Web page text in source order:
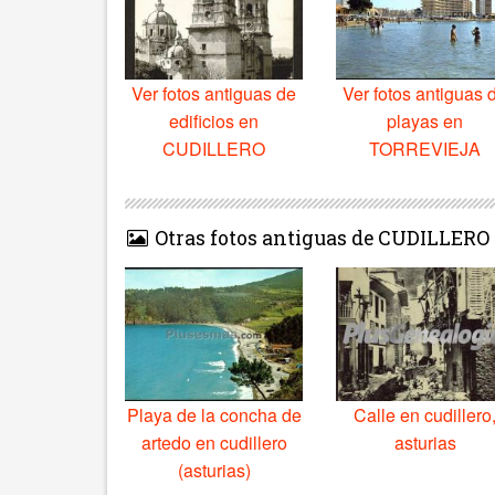
Ver fotos antiguas de
edificios en
CUDILLERO
Ver fotos antiguas
playas en
TORREVIEJA
Otras fotos antiguas de CUDILLERO
Playa de la concha de
artedo en cudillero
(asturias)
Calle en
asturias